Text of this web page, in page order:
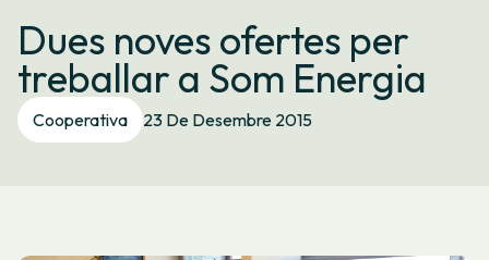
Tarifes
Serveis
Empreses
La cooperativa
Dues noves ofertes per
treballar a Som Energia
Cooperativa 23 De Desembre 2015